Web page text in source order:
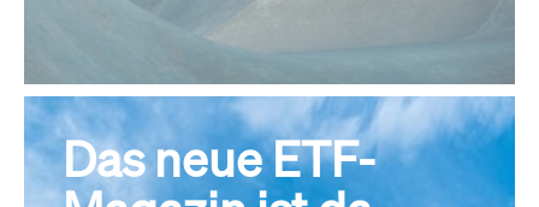
Alle Events
Das neue ETF-